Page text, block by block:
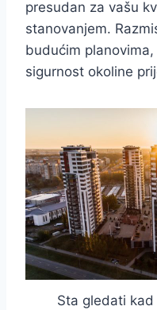
presudan za vašu
stanovanjem.
budućim
sigurnost okoline
Sta gledati